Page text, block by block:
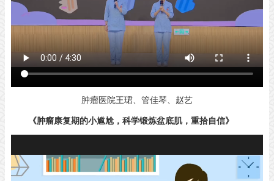
肿瘤医院王珺、管佳琴、赵艺
《肿瘤康复期的小尴尬，科学锻炼盆底肌，重拾自信》